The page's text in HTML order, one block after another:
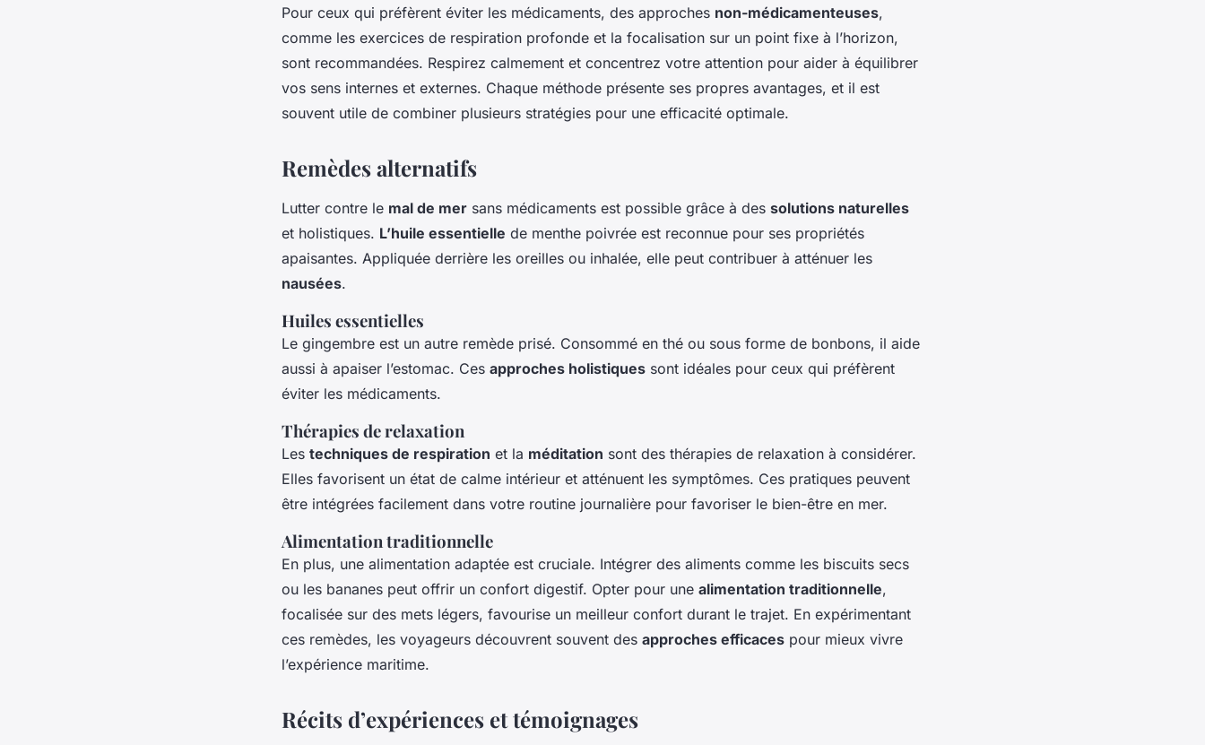
Pour ceux qui préfèrent éviter les médicaments, des approches non-médicamenteuses,
comme les exercices de respiration profonde et la focalisation sur un point fixe à l’horizon,
sont recommandées. Respirez calmement et concentrez votre attention pour aider à équilibrer
vos sens internes et externes. Chaque méthode présente ses propres avantages, et il est
souvent utile de combiner plusieurs stratégies pour une efficacité optimale.
Remèdes alternatifs
Lutter contre le mal de mer sans médicaments est possible grâce à des solutions naturelles
et holistiques. L’huile essentielle de menthe poivrée est reconnue pour ses propriétés
apaisantes. Appliquée derrière les oreilles ou inhalée, elle peut contribuer à atténuer les
nausées.
Huiles essentielles
Le gingembre est un autre remède prisé. Consommé en thé ou sous forme de bonbons, il aide
aussi à apaiser l’estomac. Ces approches holistiques sont idéales pour ceux qui préfèrent
éviter les médicaments.
Thérapies de relaxation
Les techniques de respiration et la méditation sont des thérapies de relaxation à considérer.
Elles favorisent un état de calme intérieur et atténuent les symptômes. Ces pratiques peuvent
être intégrées facilement dans votre routine journalière pour favoriser le bien-être en mer.
Alimentation traditionnelle
En plus, une alimentation adaptée est cruciale. Intégrer des aliments comme les biscuits secs
ou les bananes peut offrir un confort digestif. Opter pour une alimentation traditionnelle,
focalisée sur des mets légers, favourise un meilleur confort durant le trajet. En expérimentant
ces remèdes, les voyageurs découvrent souvent des approches efficaces pour mieux vivre
l’expérience maritime.
Récits d’expériences et témoignages